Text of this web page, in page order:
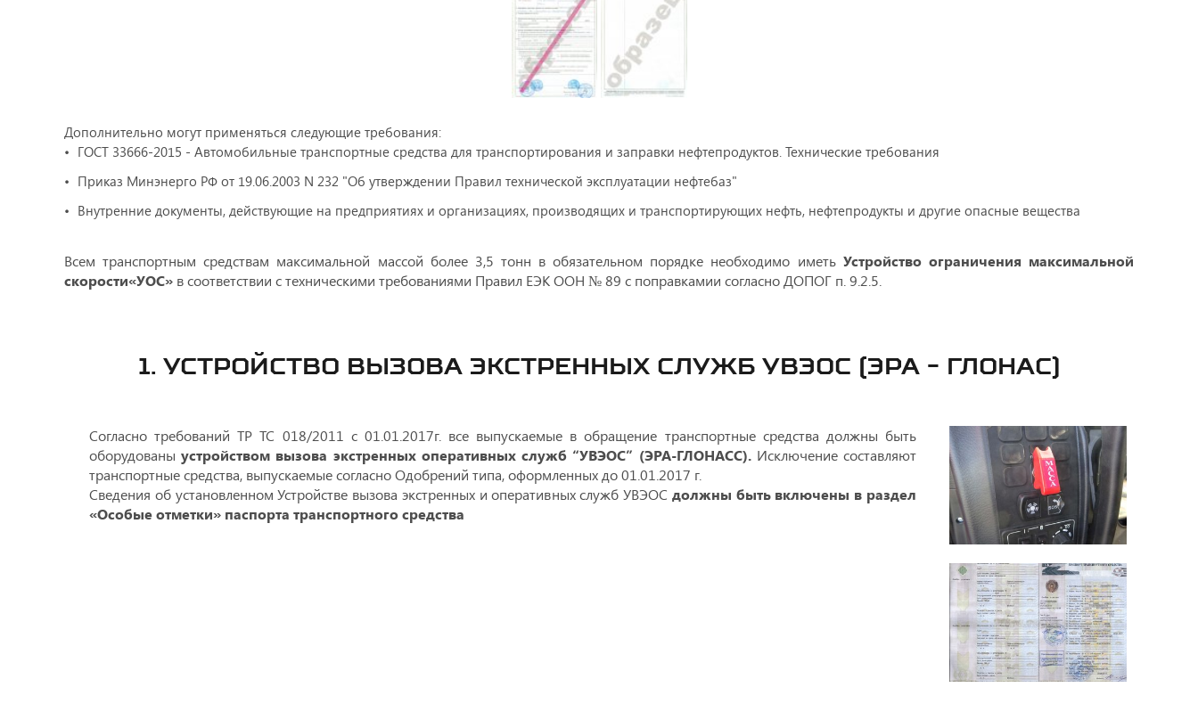
Дополнительно могут применяться следующие требования:
ГОСТ 33666-2015 - Автомобильные транспортные средства для транспортирования и заправки нефтепродуктов. Технические требования
Приказ Минэнерго РФ от 19.06.2003 N 232 "Об утверждении Правил технической эксплуатации нефтебаз"
Внутренние документы, действующие на предприятиях и организациях, производящих и транспортирующих нефть, нефтепродукты и другие опасные вещества
Всем транспортным средствам максимальной массой более 3,5 тонн в обязательном порядке необходимо иметь Устройство ограничения максимальной
скорости«УОС» в соответствии с техническими требованиями Правил ЕЭК ООН № 89 с поправкамии согласно ДОПОГ п. 9.2.5.
1. УСТРОЙСТВО ВЫЗОВА ЭКСТРЕННЫХ СЛУЖБ УВЭОС (ЭРА - ГЛОНАС)
Согласно требований ТР ТС 018/2011 с 01.01.2017г. все выпускаемые в обращение транспортные средства должны быть
оборудованыустройством вызова экстренных оперативных служб “УВЭОС” (ЭРА-ГЛОНАСС).Исключение составляют
транспортные средства, выпускаемые согласно Одобрений типа, оформленных до 01.01.2017 г.
Сведения об установленном Устройстве вызова экстренных и оперативных служб УВЭОС должны быть включены в раздел
«Особые отметки» паспорта транспортного средства